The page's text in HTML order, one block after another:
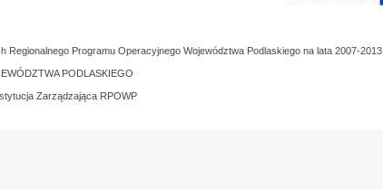
Programu Operacyjnego Województwa Podlaskiego na lata 2007-2013
PODLASKIEGO
Zarządzająca RPOWP